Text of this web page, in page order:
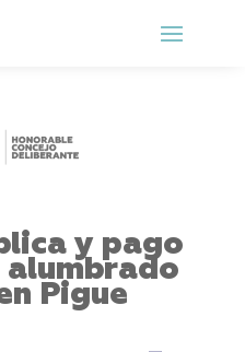
y pago
Pigue